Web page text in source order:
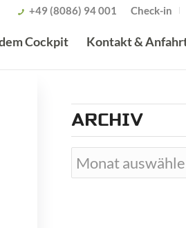
Check-in
+49 (8086) 94 001
Cockpit Kontakt &
ARCHIV